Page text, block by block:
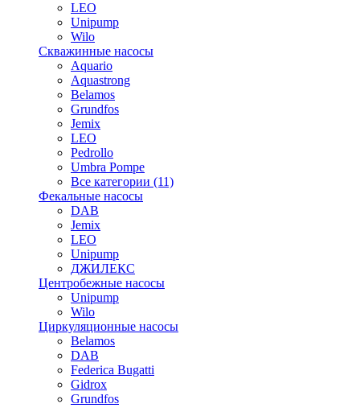
LEO
Unipump
Wilo
Скважинные насосы
Aquario
Aquastrong
Belamos
Grundfos
Jemix
LEO
Pedrollo
Umbra Pompe
Все категории (11)
Фекальные насосы
DAB
Jemix
LEO
Unipump
ДЖИЛЕКС
Центробежные насосы
Unipump
Wilo
Циркуляционные насосы
Belamos
DAB
Federica Bugatti
Gidrox
Grundfos